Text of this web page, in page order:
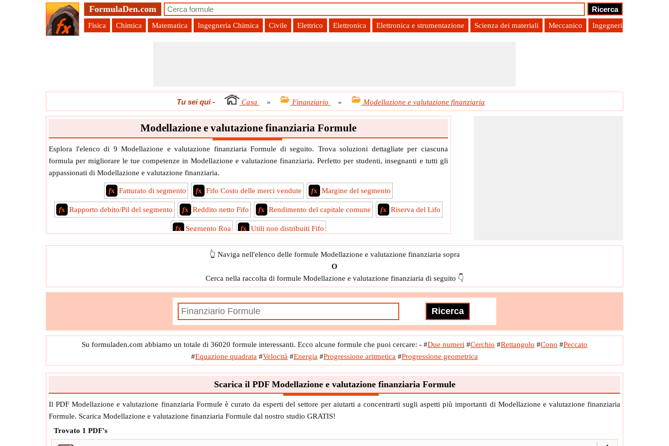
FormulaDen.com
Fisica Chimica Matematica Ingegneria Chimica Civile Elettrico Elettronica Elettronica e strumentazione Scienza dei materiali Meccanico Ingegneria di
Tu sei qui- Casa » Finanziario » Modellazione e valutazione finanziaria
Modellazione e valutazione finanziaria Formule
Esplora l'elenco di 9 Modellazione e valutazione finanziaria Formule di seguito. Trova soluzioni dettagliate per ciascuna
formula per migliorare le tue competenze in Modellazione e valutazione finanziaria. Perfetto per studenti, insegnanti e tutti gli
appassionati di Modellazione e valutazione finanziaria.
fx Fatturato di segmento fx Fifo Costo delle merci vendute fx Margine del segmento
fx Rapporto debito/Pil del segmento fx Reddito netto Fifo fx Rendimento del capitale comune fx Riserva del Lifo
fx Segmento Roa fx Utili non distribuiti Fifo
👆 Naviga nell'elenco delle formule Modellazione e valutazione finanziaria sopra
O
Cerca nella raccolta di formule Modellazione e valutazione finanziaria di seguito 👇
Su formuladen.com abbiamo un totale di 36020 formule interessanti. Ecco alcune formule che puoi cercare: - #Due numeri #Cerchio #Rettangolo #Cono #Peccato
#Equazione quadrata #Velocità #Energia #Progressione aritmetica #Progressione geometrica
Scarica il PDF Modellazione e valutazione finanziaria Formule
Il PDF Modellazione e valutazione finanziaria Formule è curato da esperti del settore per aiutarti a concentrarti sugli aspetti più importanti di Modellazione e valutazione finanziaria
Formule. Scarica Modellazione e valutazione finanziaria Formule dal nostro studio GRATIS!
Trovato 1 PDF's